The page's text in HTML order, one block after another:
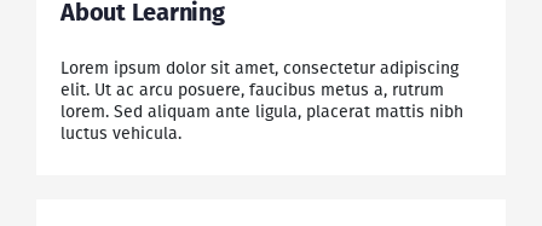
About Learning
Lorem ipsum dolor sit amet, consectetur adipiscing
elit. Ut ac arcu posuere, faucibus metus a, rutrum
lorem. Sed aliquam ante ligula, placerat mattis nibh
luctus vehicula.